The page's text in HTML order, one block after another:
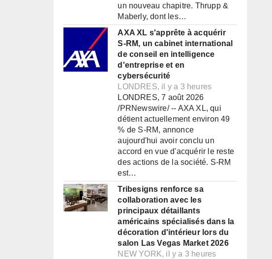
un nouveau chapitre. Thrupp &
Maberly, dont les…
AXA XL s'apprête à acquérir
S-RM, un cabinet international
de conseil en intelligence
d'entreprise et en
cybersécurité
LONDRES, il y a 3 heures
LONDRES, 7 août 2026
/PRNewswire/ -- AXA XL, qui
détient actuellement environ 49
% de S-RM, annonce
aujourd'hui avoir conclu un
accord en vue d'acquérir le reste
des actions de la société. S-RM
est…
Tribesigns renforce sa
collaboration avec les
principaux détaillants
américains spécialisés dans la
décoration d'intérieur lors du
salon Las Vegas Market 2026
NEW YORK, il y a 3 heures